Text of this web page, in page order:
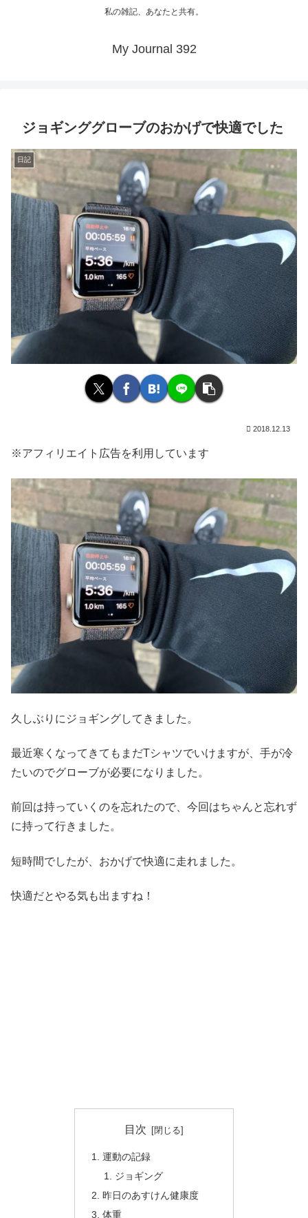
私の雑記、あなたと共有。
My Journal 392
ジョギンググローブのおかげで快適でした
日記
2018.12.13
※アフィリエイト広告を利用しています
久しぶりにジョギングしてきました。
最近寒くなってきてもまだTシャツでいけますが、手が冷
たいのでグローブが必要になりました。
前回は持っていくのを忘れたので、今回はちゃんと忘れず
に持って行きました。
短時間でしたが、おかげで快適に走れました。
快適だとやる気も出ますね！
目次
運動の記録
ジョギング
昨日のあすけん健康度
体重